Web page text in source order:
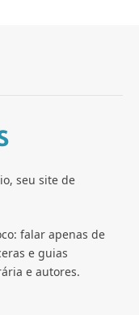
seu site de
falar apenas de
e guias
e autores.